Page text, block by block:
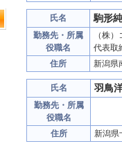
氏名 駒形純
勤務先・所属
役職名
（株
代表取
住所
新潟
氏名 羽鳥
勤務先・所属
役職名
住所
新潟